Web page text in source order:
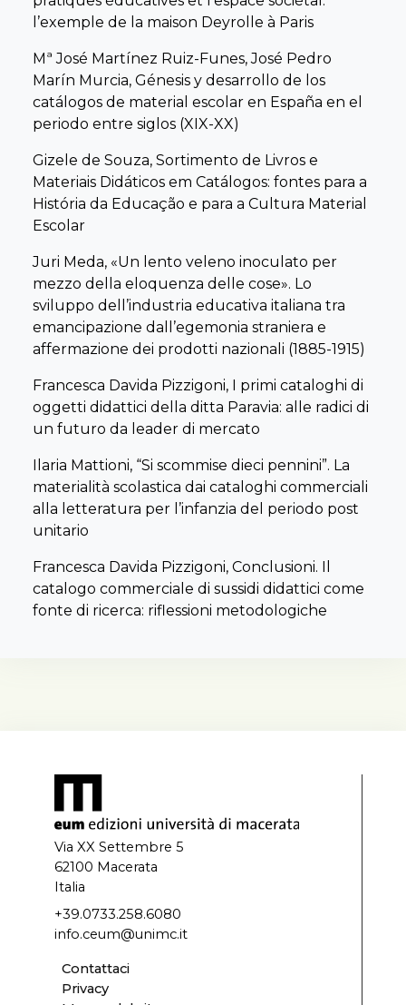
in questo modo un quadro internazionale di date,
segnato l’avvio della produzione di sussidi didattici,
oltre a far emergere i punti di contatto e le
differenze tra paesi così come le “rotte” del mercato
delle prime tecnologie educative.
Note
Thesaurus Scholae. Fonti e studi sul patrimonio
storico-educativo /Thesaurus Scholae. Sources and
studies on school heritage
Studi / Studies
Collana diretta da /Series directed byAnna Ascenzi,
GianfrancoBandini, Elisabetta Patrizi
Il sito della collana:http://www.sipse.eu/collana-
thesaurus-scholae
In copertina: illustrazione di Angoletta per Il
giornalino della Domenica, Anno XIII, n. 19, 15 ottobre
1925
l’exemple de la maison Deyrolle à Paris
Mª José Martínez Ruiz-Funes, José Pedro
Marín Murcia, Génesis y desarrollo de los
catálogos de material escolar en España en el
periodo entre siglos (XIX-XX)
Gizele de Souza, Sortimento de Livros e
Materiais Didáticos em Catálogos: fontes para a
História da Educação e para a Cultura Material
Escolar
Juri Meda, «Un lento veleno inoculato per
mezzo della eloquenza delle cose». Lo
sviluppo dell’industria educativa italiana tra
emancipazione dall’egemonia straniera e
affermazione dei prodotti nazionali (1885-1915)
Francesca Davida Pizzigoni, I primi cataloghi di
oggetti didattici della ditta Paravia: alle radici di
un futuro da leader di mercato
Ilaria Mattioni, “Si scommise dieci pennini”. La
materialità scolastica dai cataloghi commerciali
alla letteratura per l’infanzia del periodo post
unitario
Francesca Davida Pizzigoni, Conclusioni. Il
catalogo commerciale di sussidi didattici come
fonte di ricerca: riflessioni metodologiche
Via XX Settembre 5
62100 Macerata
Italia
+39.0733.258.6080
info.ceum@unimc.it
Contattaci
Privacy